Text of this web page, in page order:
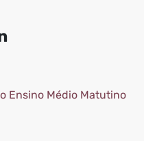
Ensino Médio Matutino